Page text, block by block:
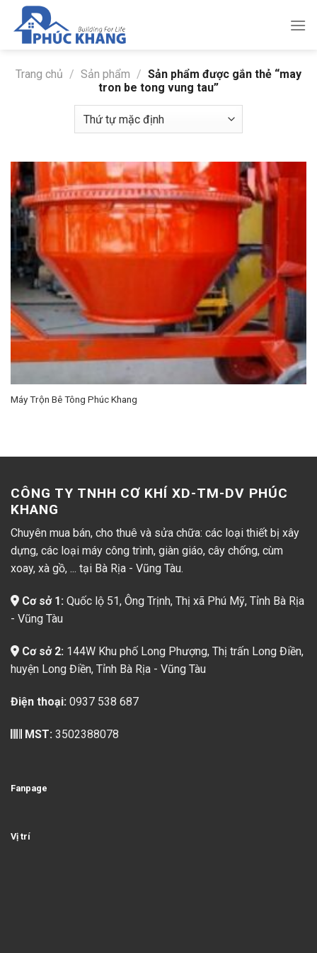
qua
Trang chủ / Sản phẩm / Sản phẩm được gắn thẻ “may
tron be tong vung tau”
Máy Trộn Bê Tông Phúc Khang
CÔNG TY TNHH CƠ KHÍ XD-TM-DV PHÚC
KHANG
Chuyên mua bán, cho thuê và sửa chữa: các loại thiết bị xây
dựng, các loại máy công trình, giàn giáo, cây chống, cùm
xoay, xà gồ, ... tại Bà Rịa - Vũng Tàu.
Cơ sở 1: Quốc lộ 51, Ông Trịnh, Thị xã Phú Mỹ, Tỉnh Bà Rịa
- Vũng Tàu
Cơ sở 2: 144W Khu phố Long Phượng, Thị trấn Long Điền,
huyện Long Điền, Tỉnh Bà Rịa - Vũng Tàu
Điện thoại: 0937 538 687
MST: 3502388078
Fanpage
Vị trí